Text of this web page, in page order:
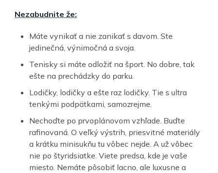
Nezabudnite že:
Máte vynikať a nie zanikať s davom. Ste
jedinečná, výnimočná a svoja.
Tenisky si máte odložiť na šport. No dobre, tak
ešte na prechádzky do parku.
Lodičky, lodičky a ešte raz lodičky. Tie s ultra
tenkými podpätkami, samozrejme.
Nechoďte po prvoplánovom vzhľade. Buďte
rafinovaná. O veľký výstrih, priesvitné materiály
a krátku minisukňu tu vôbec nejde. A už vôbec
nie po štyridsiatke. Viete predsa, kde je vaše
miesto. Nemáte pôsobiť lacno, ale luxusne a